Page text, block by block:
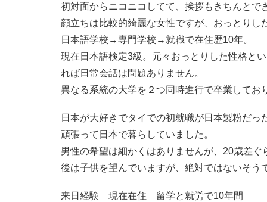
初対面からニコニコしてて、挨拶もきちんと
顔立ちは比較的綺麗な女性ですが、おっとり
日本語学校→専門学校→就職で在住歴10年。
現在日本語検定3級。元々おっとりした性格と
れば日常会話は問題ありません。
異なる系統の大学を２つ同時進行で卒業してお
日本が大好きでタイでの初就職が日本製粉だ
頑張って日本で暮らしていました。
男性の希望は細かくはありませんが、20歳差
後は子供を望んでいますが、絶対ではないそう
来日経験 現在在住 留学と就労で10年間